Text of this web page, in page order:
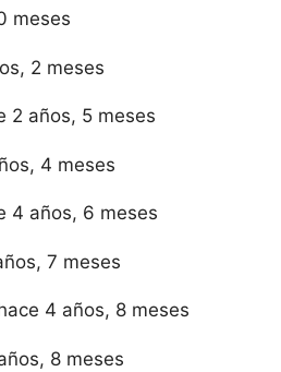
meses
2 meses
2 años, 5 meses
4 meses
4 años, 6 meses
7 meses
4 años, 8 meses
8 meses